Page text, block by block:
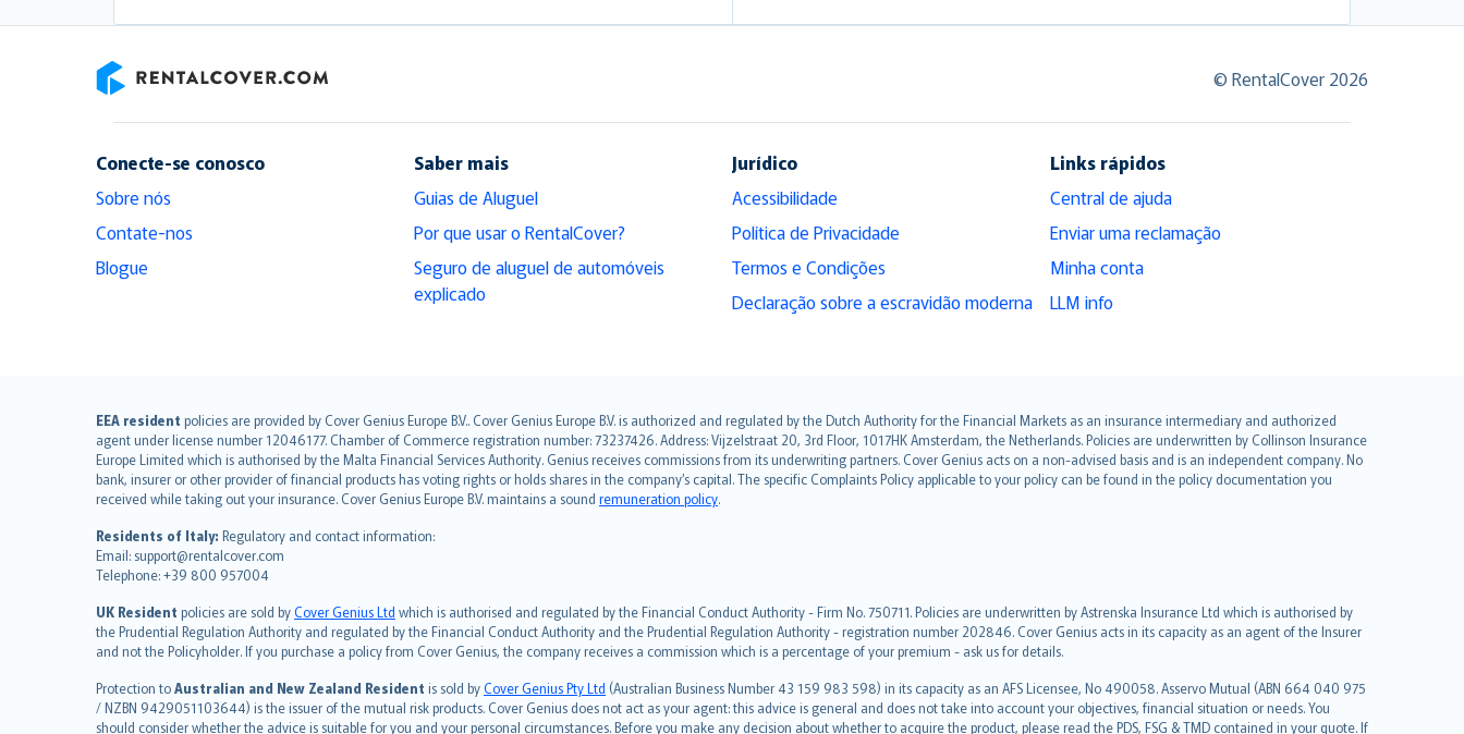
© RentalCover 2026
Conecte-se conosco
Sobre nós
Contate-nos
Blogue
Saber mais
Guias de Aluguel
Por que usar o RentalCover?
Seguro de aluguel de automóveis
explicado
Jurídico
Acessibilidade
Política de Privacidade
Termos e Condições
Declaração sobre a escravidão moderna
Links rápidos
Central de ajuda
Enviar uma reclamação
Minha conta
LLM info
EEA resident policies are provided by Cover Genius Europe B.V.. Cover Genius Europe B.V. is authorized and regulated by the Dutch Authority for the Financial Markets as an insurance intermediary and authorized
agent under license number 12046177. Chamber of Commerce registration number: 73237426. Address: Vijzelstraat 20, 3rd Floor, 1017HK Amsterdam, the Netherlands. Policies are underwritten by Collinson Insurance
Europe Limited which is authorised by the Malta Financial Services Authority. Genius receives commissions from its underwriting partners. Cover Genius acts on a non-advised basis and is an independent company. No
bank, insurer or other provider of financial products has voting rights or holds shares in the company’s capital. The specific Complaints Policy applicable to your policy can be found in the policy documentation you
received while taking out your insurance. Cover Genius Europe B.V. maintains a sound remuneration policy.
Residents of Italy: Regulatory and contact information:
Email: support@rentalcover.com
Telephone: +39 800 957004
UK Resident policies are sold byCover Genius Ltd which is authorised and regulated by the Financial Conduct Authority - Firm No. 750711. Policies are underwritten by Astrenska Insurance Ltd which is authorised by
the Prudential Regulation Authority and regulated by the Financial Conduct Authority and the Prudential Regulation Authority - registration number 202846. Cover Genius acts in its capacity as an agent of the Insurer
and not the Policyholder. If you purchase a policy from Cover Genius, the company receives a commission which is a percentage of your premium - ask us for details.
Protection toAustralian and New Zealand Resident is sold byCover Genius Pty Ltd (Australian Business Number 43 159 983 598) in its capacity as an AFS Licensee, No 490058. Asservo Mutual (ABN 664 040 975
/ NZBN 9429051103644) is the issuer of the mutual risk products. Cover Genius does not act as your agent: this advice is general and does not take into account your objectives, financial situation or needs. You
should consider whether the advice is suitable for you and your personal circumstances. Before you make any decision about whether to acquire the product, please read the PDS, FSG & TMD contained in your quote. If
English (UK)
English (US)
Deutsch
français
Nederlands
español
italiano
简体中文
繁體中文
Português
polski
עברית